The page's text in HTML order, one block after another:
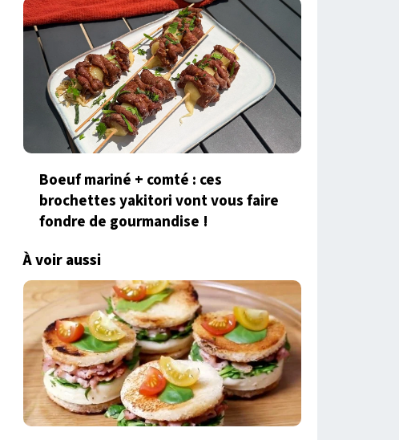
Boeuf mariné + comté : ces
brochettes yakitori vont vous faire
fondre de gourmandise !
À voir aussi